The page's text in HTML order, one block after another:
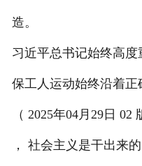
造。
习近平总书记始终高
保工人运动始终沿着正
（ 2025年04月29日
， 社会主义是干出来